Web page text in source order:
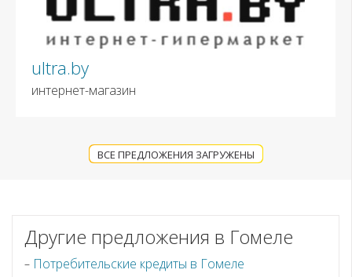
ultra.by
интернет-магазин
ВСЕ ПРЕДЛОЖЕНИЯ ЗАГРУЖЕНЫ
Другие предложения в Гомеле
Потребительские кредиты в Гомеле